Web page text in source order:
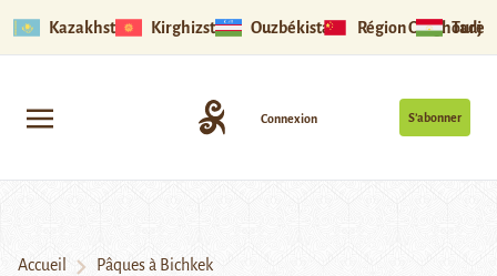
Kazakhstan Kirghizstan Ouzbékistan Région Ouïghoure
S’abonner
Connexion
Accueil Pâques à Bichkek